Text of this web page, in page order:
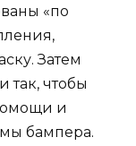
«по
Затем
так, чтобы
и
бампера.